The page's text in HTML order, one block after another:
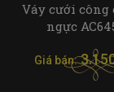
Váy cưới công
ngực
Giá bán: